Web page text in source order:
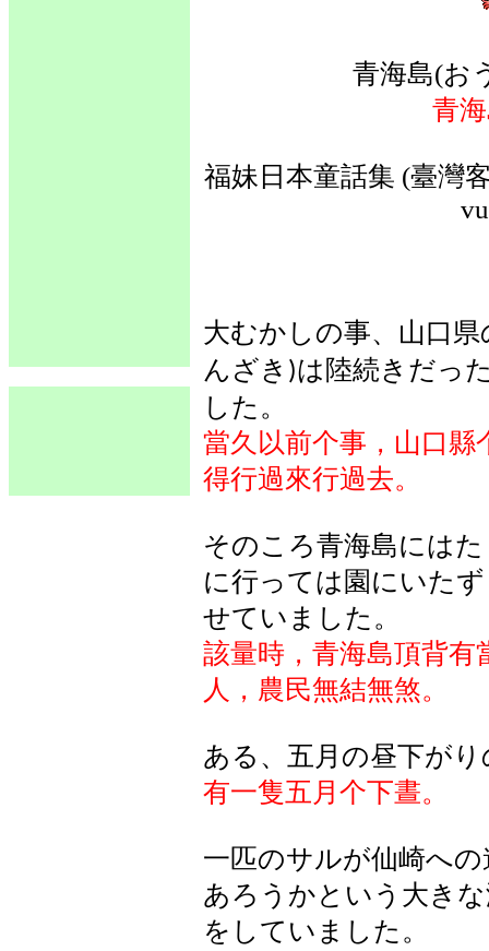
青海島(お
青
福妹日本童話集 (臺灣
大むかしの事、山口県
んざき )は陸続きだっ
した。
當久以前个事，山口縣
得行過來行過去。
そのころ青海島には
に行っては園にいた
せていました。
該量時，青海島頂背有
人，農民無結無煞。
ある 、五月 の昼下がり
有一隻五月个下晝。
一匹のサルが仙崎への
あろうかという 大きな
をしていました 。